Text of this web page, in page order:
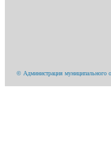
© Администрация муниципального